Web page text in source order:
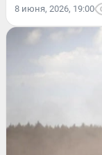
8 июня, 2026, 19:00